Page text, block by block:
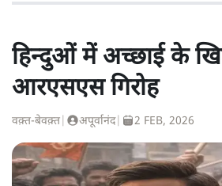
हिन्दुओं में अच्छाई के
आरएसएस गिरोह
वक़्त-बेवक़्त अपूर्वानंद| 2 FEB, 2026